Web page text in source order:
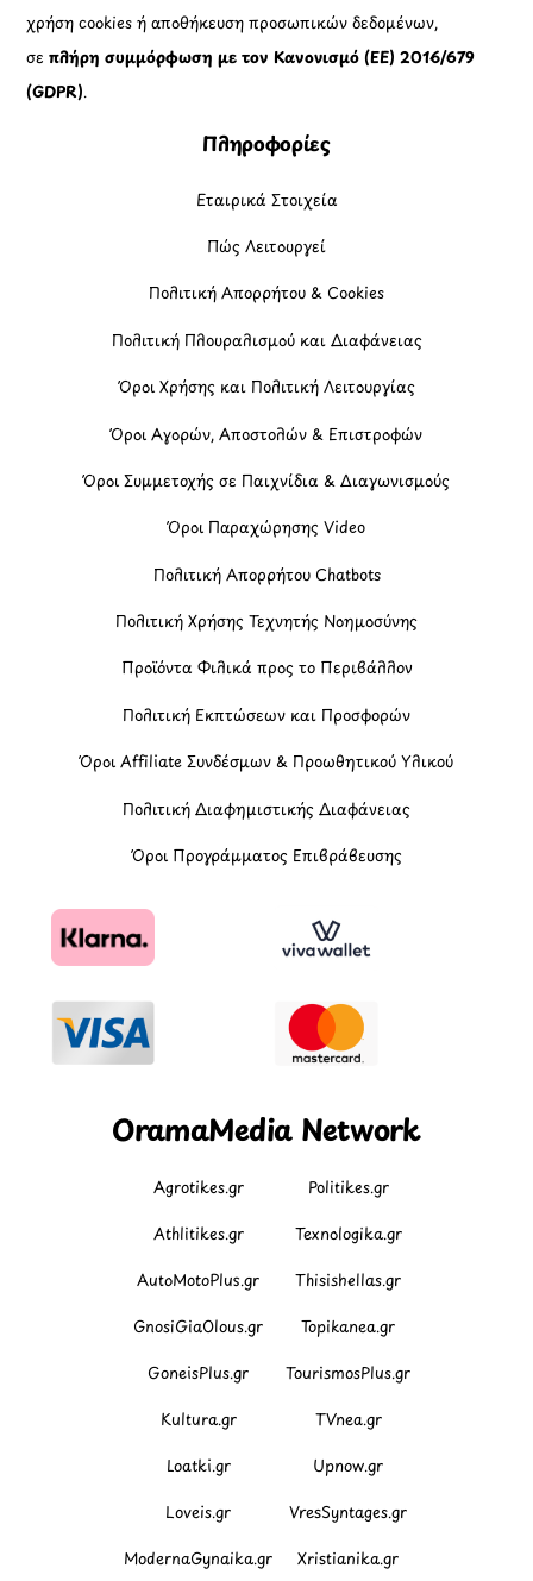
χρήση cookies ή αποθήκευση προσωπικών δεδομένων,
σεπλήρη συμμόρφωση με τον Κανονισμό (ΕΕ) 2016/679
(GDPR).
Πληροφορίες
Εταιρικά Στοιχεία
Πώς Λειτουργεί
Πολιτική Απορρήτου & Cookies
Πολιτική Πλουραλισμού και Διαφάνειας
Όροι Χρήσης και Πολιτική Λειτουργίας
Όροι Αγορών, Αποστολών & Επιστροφών
Όροι Συμμετοχής σε Παιχνίδια & Διαγωνισμούς
Όροι Παραχώρησης Video
Πολιτική Απορρήτου Chatbots
Πολιτική Χρήσης Τεχνητής Νοημοσύνης
Προϊόντα Φιλικά προς το Περιβάλλον
Πολιτική Εκπτώσεων και Προσφορών
Όροι Affiliate Συνδέσμων & Προωθητικού Υλικού
Πολιτική Διαφημιστικής Διαφάνειας
Όροι Προγράμματος Επιβράβευσης
OramaMedia Network
Agrotikes.gr Politikes.gr
Athlitikes.gr Texnologika.gr
AutoMotoPlus.gr Thisishellas.gr
GnosiGiaOlous.gr Topikanea.gr
GoneisPlus.gr TourismosPlus.gr
Kultura.gr TVnea.gr
Loatki.gr Upnow.gr
Loveis.gr VresSyntages.gr
ModernaGynaika.gr Xristianika.gr